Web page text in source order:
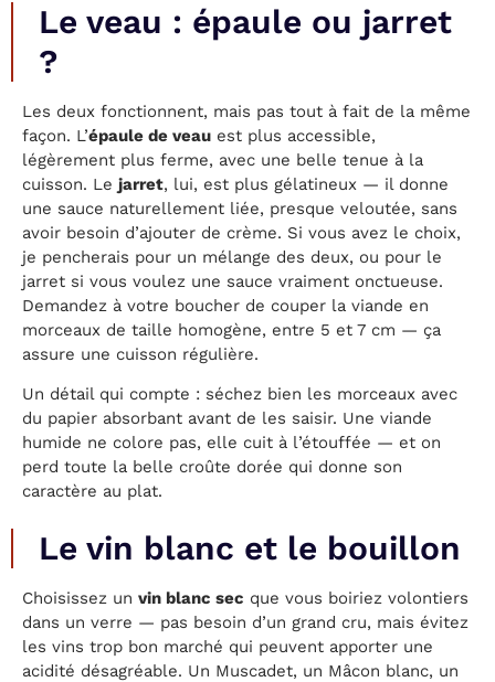
Le veau : épaule ou jarret
?
Les deux fonctionnent, mais pas tout à fait de la même
façon. L’épaule de veau est plus accessible,
légèrement plus ferme, avec une belle tenue à la
cuisson. Le jarret, lui, est plus gélatineux — il donne
une sauce naturellement liée, presque veloutée, sans
avoir besoin d’ajouter de crème. Si vous avez le choix,
je pencherais pour un mélange des deux, ou pour le
jarret si vous voulez une sauce vraiment onctueuse.
Demandez à votre boucher de couper la viande en
morceaux de taille homogène, entre 5 et 7 cm — ça
assure une cuisson régulière.
Un détail qui compte : séchez bien les morceaux avec
du papier absorbant avant de les saisir. Une viande
humide ne colore pas, elle cuit à l’étouffée — et on
perd toute la belle croûte dorée qui donne son
caractère au plat.
Le vin blanc et le bouillon
Choisissez un vin blanc sec que vous boiriez volontiers
dans un verre — pas besoin d’un grand cru, mais évitez
les vins trop bon marché qui peuvent apporter une
acidité désagréable. Un Muscadet, un Mâcon blanc, un